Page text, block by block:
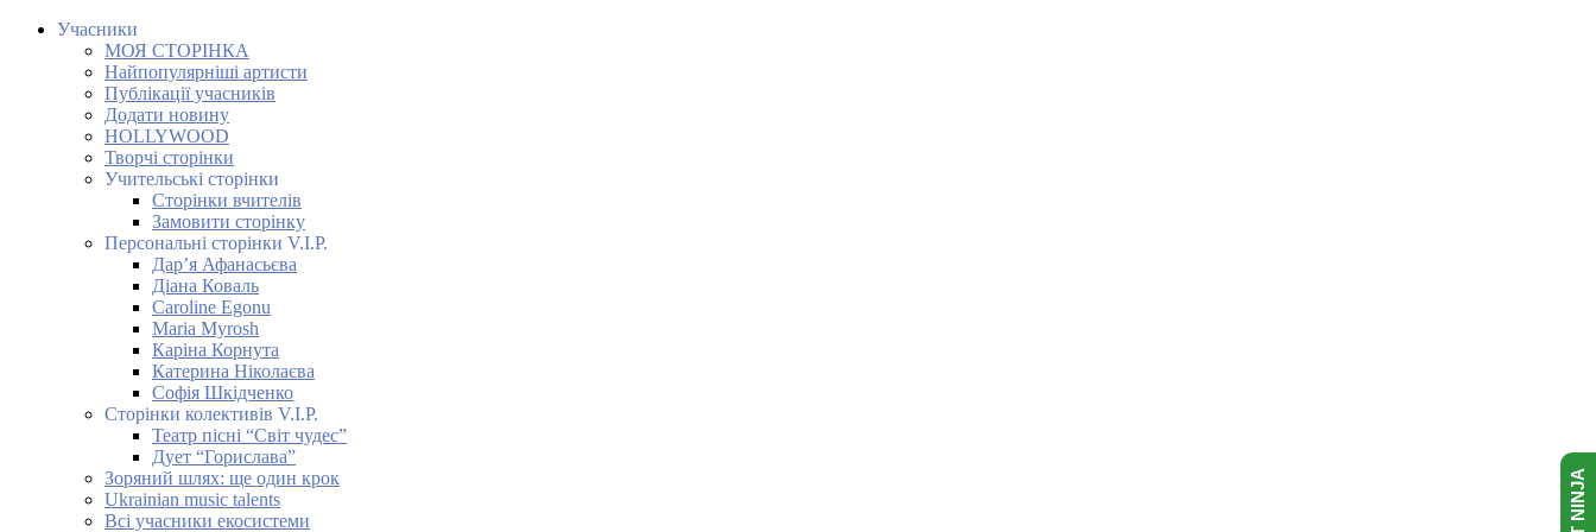
Учасники
МОЯ СТОРІНКА
Найпопулярніші артисти
Публікації учасників
Додати новину
HOLLYWOOD
Творчі сторінки
Учительські сторінки
Сторінки вчителів
Замовити сторінку
Персональні сторінки V.I.P.
Дар’я Афанасьєва
Діана Коваль
Caroline Egonu
Maria Myrosh
Каріна Корнута
Катерина Ніколаєва
Софія Шкідченко
Сторінки колективів V.I.P.
Театр пісні “Світ чудес”
Дует “Горислава”
Зоряний шлях: ще один крок
Ukrainian music talents
Всі учасники екосистеми